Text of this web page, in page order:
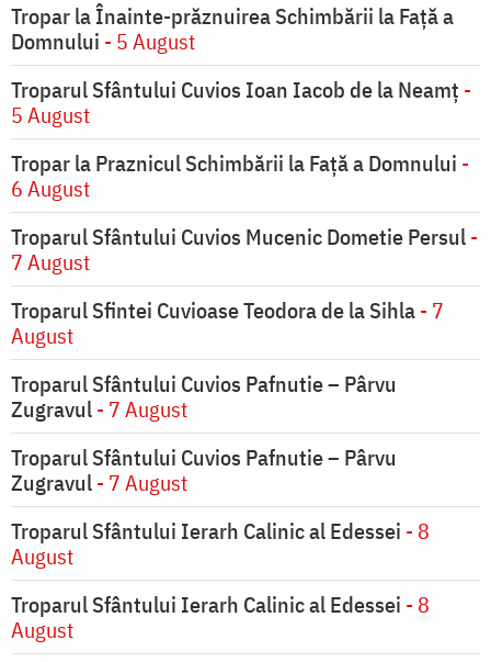
Tropar la Înainte-prăznuirea Schimbării la Faţă a
Domnului - 5 August
Troparul Sfântului Cuvios Ioan Iacob de la Neamț -
5 August
Tropar la Praznicul Schimbării la Faţă a Domnului -
6 August
Troparul Sfântului Cuvios Mucenic Dometie Persul-
7 August
Troparul Sfintei Cuvioase Teodora de la Sihla- 7
August
Troparul Sfântului Cuvios Pafnutie – Pârvu
Zugravul- 7 August
Troparul Sfântului Cuvios Pafnutie – Pârvu
Zugravul- 7 August
Troparul Sfântului Ierarh Calinic al Edessei - 8
August
Troparul Sfântului Ierarh Calinic al Edessei - 8
August